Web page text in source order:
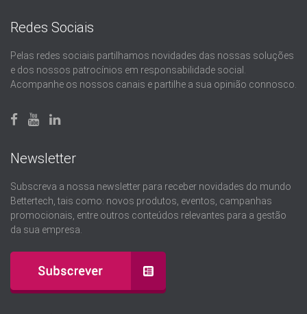
Redes Sociais
Pelas redes sociais partilhamos novidades das nossas soluções
e dos nossos patrocínios em responsabilidade social.
Acompanhe os nossos canais e partilhe a sua opinião connosco.
Newsletter
Subscreva a nossa newsletter para receber novidades do mundo
Bettertech, tais como: novos produtos, eventos, campanhas
promocionais, entre outros conteúdos relevantes para a gestão
da sua empresa.